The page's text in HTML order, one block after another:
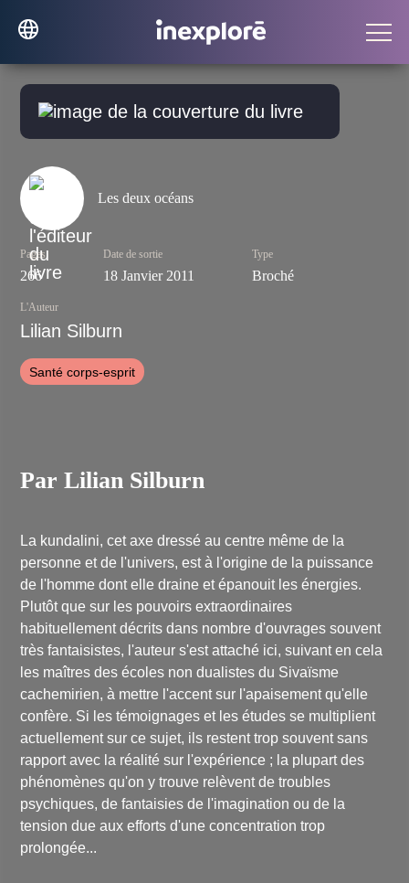
Les deux océans
Pages
266
Date de sortie
18 Janvier 2011
Type
Broché
L'Auteur
Lilian Silburn
Santé corps-esprit
Par Lilian Silburn
La kundalini, cet axe dressé au centre même de la
personne et de l'univers, est à l'origine de la puissance
de l'homme dont elle draine et épanouit les énergies.
Plutôt que sur les pouvoirs extraordinaires
habituellement décrits dans nombre d'ouvrages souvent
très fantaisistes, l'auteur s'est attaché ici, suivant en cela
les maîtres des écoles non dualistes du Sivaïsme
cachemirien, à mettre l'accent sur l'apaisement qu'elle
confère. Si les témoignages et les études se multiplient
actuellement sur ce sujet, ils restent trop souvent sans
rapport avec la réalité sur l'expérience ; la plupart des
phénomènes qu'on y trouve relèvent de troubles
psychiques, de fantaisies de l'imagination ou de la
tension due aux efforts d'une concentration trop
prolongée...